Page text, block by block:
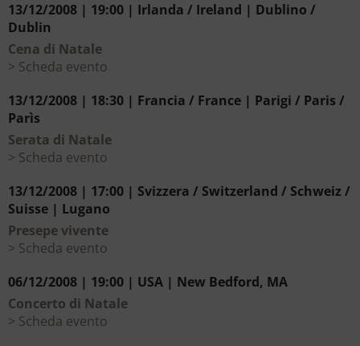
13/12/2008 | 19:00 | Irlanda / Ireland | Dublino /
Dublin
Cena di Natale
Scheda evento
13/12/2008 | 18:30 | Francia / France | Parigi / Paris /
Parìs
Serata di Natale
Scheda evento
13/12/2008 | 17:00 | Svizzera / Switzerland / Schweiz /
Suisse | Lugano
Presepe vivente
Scheda evento
06/12/2008 | 19:00 | USA | New Bedford, MA
Concerto di Natale
Scheda evento